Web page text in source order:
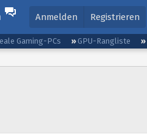
Anmelden Registrieren
Gaming-PCs GPU-Rangliste